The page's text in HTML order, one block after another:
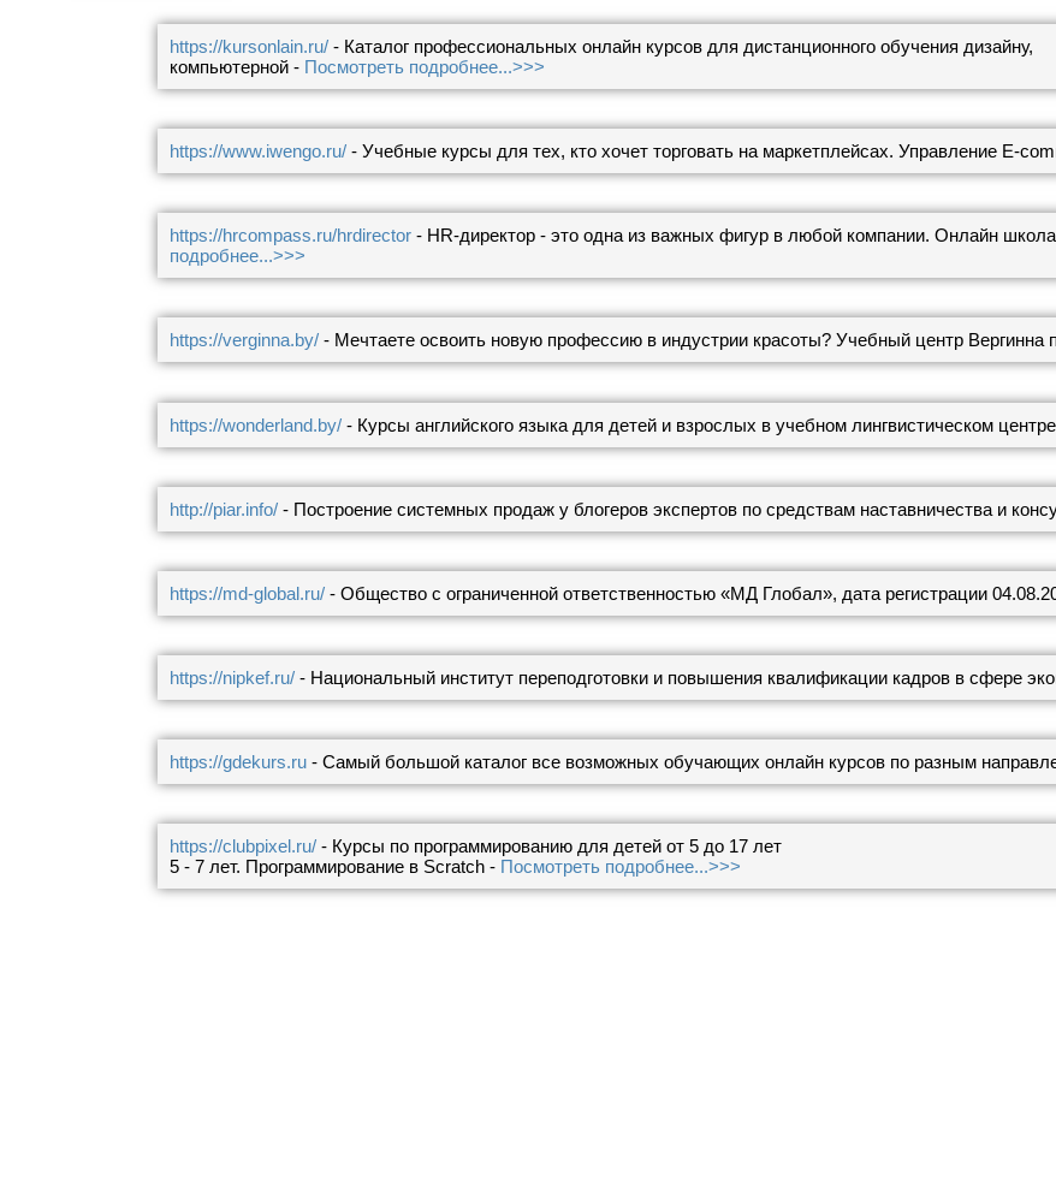
https://kursonlain.ru/ - Каталог профессиональных онлайн курсов для дистанционного обучения дизайну,
компьютерной - Посмотреть подробнее...>>>
https://www.iwengo.ru/ - Учебные курсы для тех, кто хочет торговать на маркетплейсах. Управление E-
https://hrcompass.ru/hrdirector - HR-директор - это одна из важных фигур в любой компании. Онлайн
подробнее...>>>
https://verginna.by/ - Мечтаете освоить новую профессию в индустрии красоты? Учебный центр Вергинна
https://wonderland.by/ - Курсы английского языка для детей и взрослых в учебном лингвистическом
http://piar.info/ - Построение системных продаж у блогеров экспертов по средствам наставничества и
https://md-global.ru/ - Общество с ограниченной ответственностью «МД Глобал», дата регистрации
https://nipkef.ru/ - Национальный институт переподготовки и повышения квалификации кадров в сфере
https://gdekurs.ru - Самый большой каталог все возможных обучающих онлайн курсов по разным
https://clubpixel.ru/ - Курсы по программированию для детей от 5 до 17 лет
5 - 7 лет. Программирование в Scratch - Посмотреть подробнее...>>>